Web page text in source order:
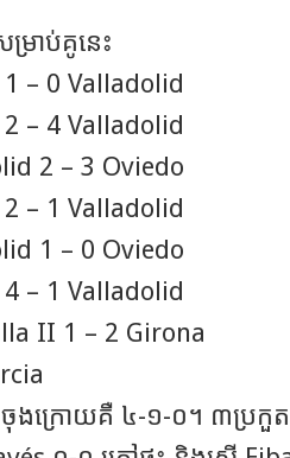
ម្រាប់គូនេះ
– 0 Valladolid
– 4 Valladolid
2 – 3 Oviedo
– 1 Valladolid
1 – 0 Oviedo
– 1 Valladolid
II 1 – 2 Girona
ងក្រោយគឺ ៤-១-០។ ៣ប្រកួ